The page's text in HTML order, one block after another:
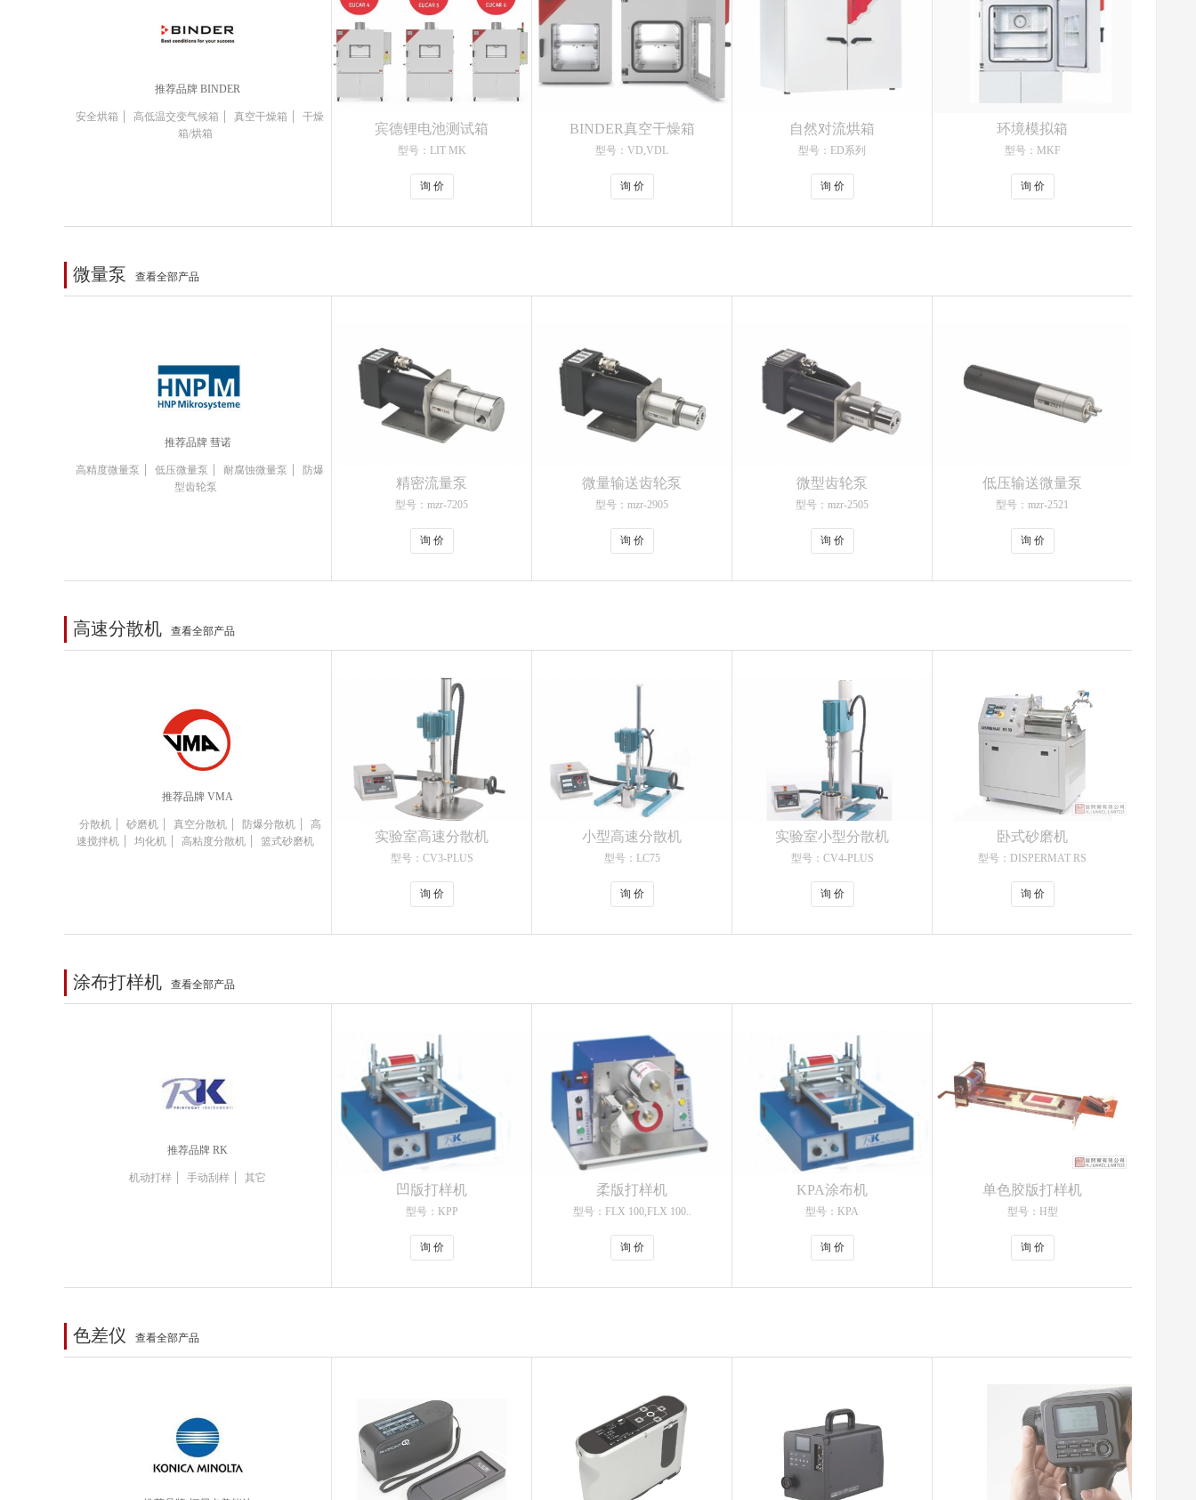
推荐品牌 BINDER
安全烘箱 | 高低温交变气候箱 | 真空干燥箱 |
干燥
箱/烘箱
宾德锂电池测试箱
型号：LIT MK
询 价
BINDER真空干燥箱
型号：VD,VDL
询 价
自然对流烘箱
型号：ED系列
询 价
环境模拟箱
型号：MKF
询 价
微量泵 查看全部产品
推荐品牌 彗诺
高精度微量泵 低压微量泵 耐腐蚀微量泵
防爆
型齿轮泵
精密流量泵
型号：mzr-7205
询 价
微量输送齿轮泵
型号：mzr-2905
询 价
微型齿轮泵
型号：mzr-2505
询 价
低压输送微量泵
型号：mzr-2521
询 价
高速分散机 查看全部产品
推荐品牌 VMA
分散机 | 砂磨机 | 真空分散机 | 防爆分散机 |
高
速搅拌机 | 均化机 | 高粘度分散机 | 篮式砂磨机 实验室高速分散机
型号：CV3-PLUS
询 价
小型高速分散机
型号：LC75
询 价
实验室小型分散机
型号：CV4-PLUS
询 价
卧式砂磨机
型号：DISPERMAT RS
询 价
涂布打样机 查看全部产品
推荐品牌 RK
机动打样 | 手动刮样 | 其它
凹版打样机
型号：KPP
询 价
柔版打样机
型号：FLX 100,FLX 100..
询 价
KPA涂布机
型号：KPA
询 价
单色胶版打样机
型号：H型
询 价
色差仪 查看全部产品